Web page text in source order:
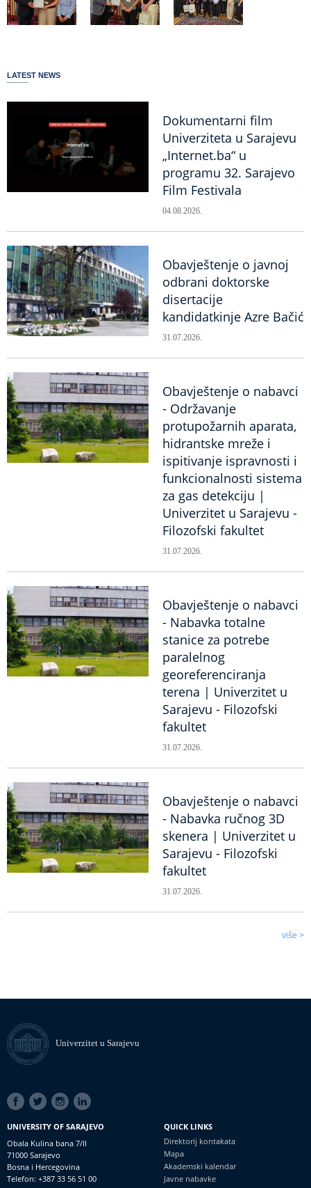
LATEST NEWS
Dokumentarni film
Univerziteta u Sarajevu
„Internet.ba“ u
programu 32. Sarajevo
Film Festivala
04.08.2026.
Obavještenje o javnoj
odbrani doktorske
disertacije
kandidatkinje Azre Bačić
31.07.2026.
Obavještenje o nabavci
- Održavanje
protupožarnih aparata,
hidrantske mreže i
ispitivanje ispravnosti i
funkcionalnosti sistema
za gas detekciju |
Univerzitet u Sarajevu -
Filozofski fakultet
31.07.2026.
Obavještenje o nabavci
- Nabavka totalne
stanice za potrebe
paralelnog
georeferenciranja
terena | Univerzitet u
Sarajevu - Filozofski
fakultet
31.07.2026.
Obavještenje o nabavci
- Nabavka ručnog 3D
skenera | Univerzitet u
Sarajevu - Filozofski
fakultet
31.07.2026.
više >
Univerzitet u Sarajevu
SOCIAL
LINKS
UNIVERSITY OF SARAJEVO
Obala Kulina bana 7/II
71000 Sarajevo
Bosna i Hercegovina
Telefon: +387 33 56 51 00
QUICK LINKS
Direktorij kontakata
Mapa
Akademski kalendar
Javne nabavke